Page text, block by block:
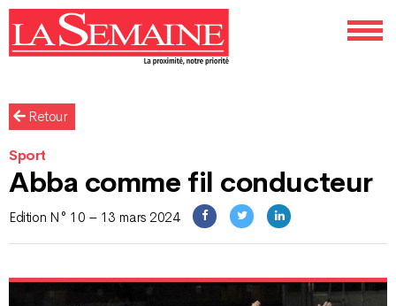
Retour
Sport
Abba comme fil conducteur
Edition N° 10 – 13 mars 2024